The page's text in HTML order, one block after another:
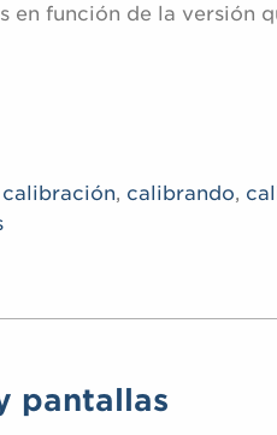
en función de la versión
calibración, calibrando,
pantallas